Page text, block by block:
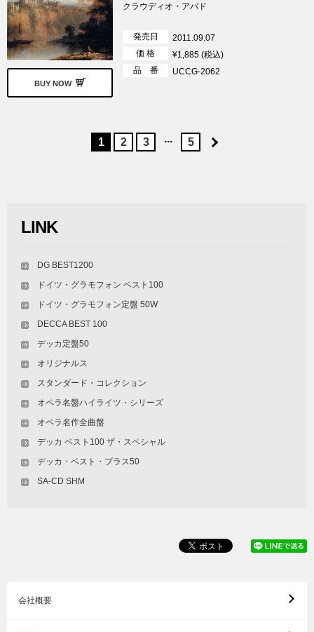
BUY NOW
クラウディオ・アバド
発売日
2011.09.07
価 格
¥1,885 (税込)
品 番
UCCG-2062
1 2 3 ... 5
LINK
DG BEST1200
ドイツ・グラモフォン ベスト100
ドイツ・グラモフォン定盤 50W
DECCA BEST 100
デッカ定盤50
オリジナルス
スタンダード・コレクション
オペラ名盤ハイライツ・シリーズ
オペラ名作全曲盤
デッカ ベスト100 ザ・スペシャル
デッカ・ベスト・プラス50
SA-CD SHM
会社概要